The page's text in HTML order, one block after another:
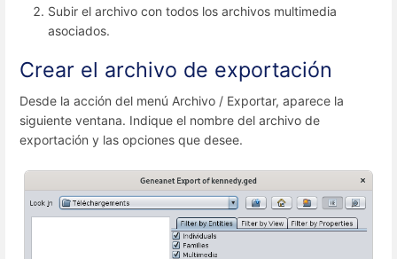
Subir el archivo con todos los archivos multimedia
asociados.
Crear el archivo de exportación
Desde la acción del menú Archivo / Exportar, aparece la
siguiente ventana. Indique el nombre del archivo de
exportación y las opciones que desee.